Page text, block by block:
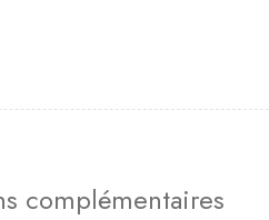
complémentaires